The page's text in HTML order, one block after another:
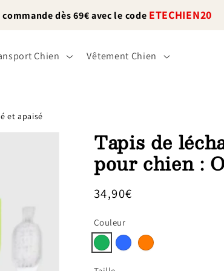
dès 69€ avec le code ETECHIEN20
Chien Vêtement Chien
et apaisé
Tapis de
pour chien :
Prix
34,90€
Couleur